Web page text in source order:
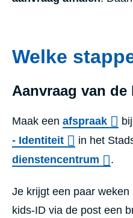
Welke
Aanvraag van de
Maak een afspraak
- Identiteit
in het
dienstencentrum
.
Je krijgt een paar
kids-ID via de post een